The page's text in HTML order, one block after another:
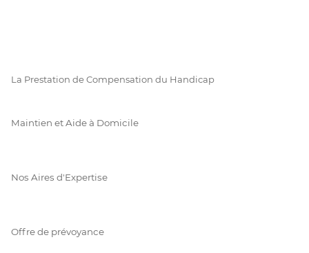
La Prestation de Compensation du Handicap
Maintien et Aide à Domicile
Nos Aires d'Expertise
Offre de prévoyance